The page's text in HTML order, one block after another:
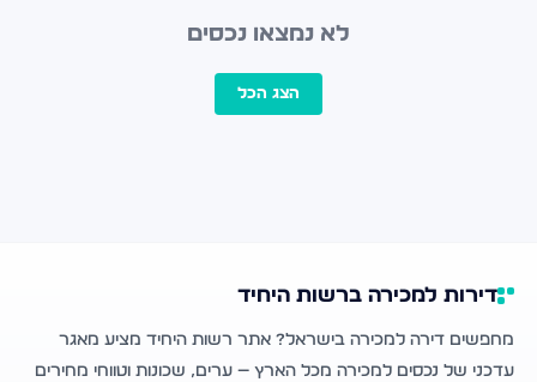
לא נמצאו נכסים
הצג הכל
דירות למכירה ברשות היחיד
מחפשים דירה למכירה בישראל? אתר רשות היחיד מציע מאגר
עדכני של נכסים למכירה מכל הארץ — ערים, שכונות וטווחי מחירים